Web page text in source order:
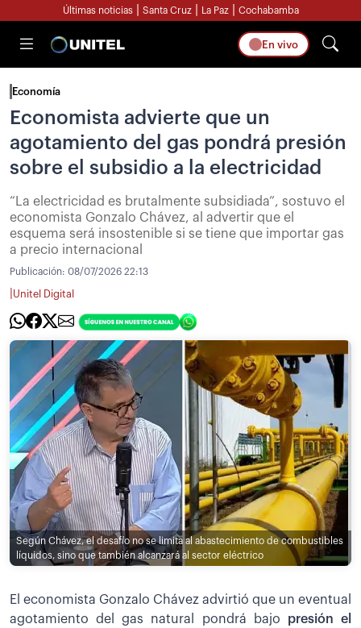
Últimas noticias Santa Cruz La Paz Cochabamba
En vivo
Economía
Economista advierte que un
agotamiento del gas pondrá presión
sobre el subsidio a la electricidad
“La electricidad es brutalmente subsidiada”, sostuvo el
economista Gonzalo Chávez, al advertir que el
esquema será insostenible si se tiene que importar gas
a precio internacional
Publicación: 08/07/2026 22:13
Unitel Digital
Según Chávez, el desafío no se limita al abastecimiento de combustibles
líquidos, sino que también alcanzará al sector eléctrico
El economista Gonzalo Chávez advirtió que un eventual
agotamiento del gas natural pondrá bajo presión el